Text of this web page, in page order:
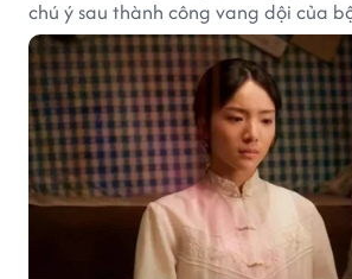
chú ý sau thành công vang dội của